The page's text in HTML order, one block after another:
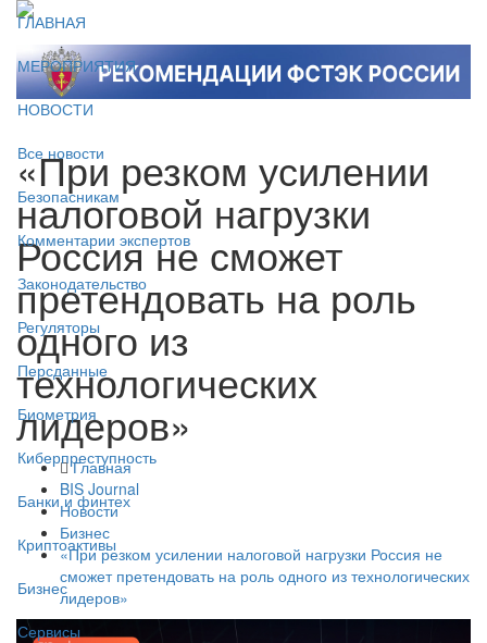
ГЛАВНАЯ
МЕРОПРИЯТИЯ
НОВОСТИ
Все новости
Безопасникам
Комментарии экспертов
Законодательство
Регуляторы
Персданные
Биометрия
Киберпреступность
Банки и финтех
Криптоактивы
Бизнес
Сервисы
«При резком усилении
налоговой нагрузки
Россия не сможет
претендовать на роль
одного из
технологических
лидеров»
Главная
BIS Journal
Новости
Бизнес
«При резком усилении налоговой нагрузки Россия не
сможет претендовать на роль одного из технологических
лидеров»